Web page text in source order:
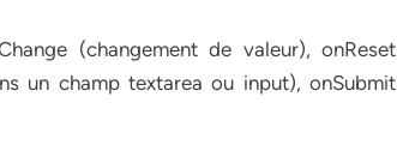
(changement de valeur), onReset
un champ textarea ou input), onSubmit